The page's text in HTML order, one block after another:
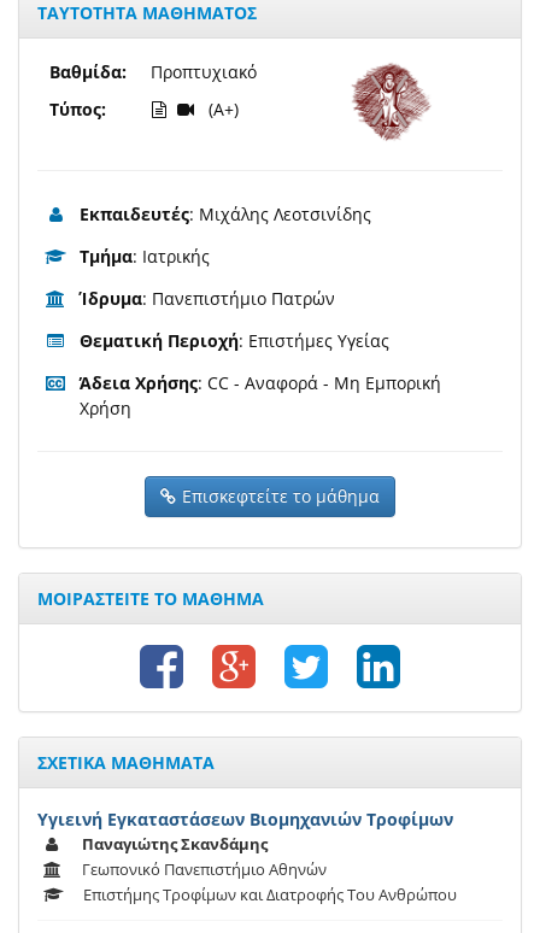
ΤΑΥΤΟΤΗΤΑ ΜΑΘΗΜΑΤΟΣ
Βαθμίδα:
Τύπος:
Προπτυχιακό
(A+)
Εκπαιδευτές: Μιχάλης Λεοτσινίδης
Τμήμα: Ιατρικής
Ίδρυμα: Πανεπιστήμιο Πατρών
Θεματική Περιοχή: Επιστήμες Υγείας
Άδεια Χρήσης: CC - Αναφορά - Μη Εμπορική
Χρήση
Επισκεφτείτε το μάθημα
ΜΟΙΡΑΣΤΕΙΤΕ ΤΟ ΜΑΘΗΜΑ
ΣΧΕΤΙΚΑ ΜΑΘΗΜΑΤΑ
Υγιεινή Εγκαταστάσεων Βιομηχανιών Τροφίμων
Παναγιώτης Σκανδάμης
Γεωπονικό Πανεπιστήμιο Αθηνών
Επιστήμης Τροφίμων και Διατροφής Του Ανθρώπου